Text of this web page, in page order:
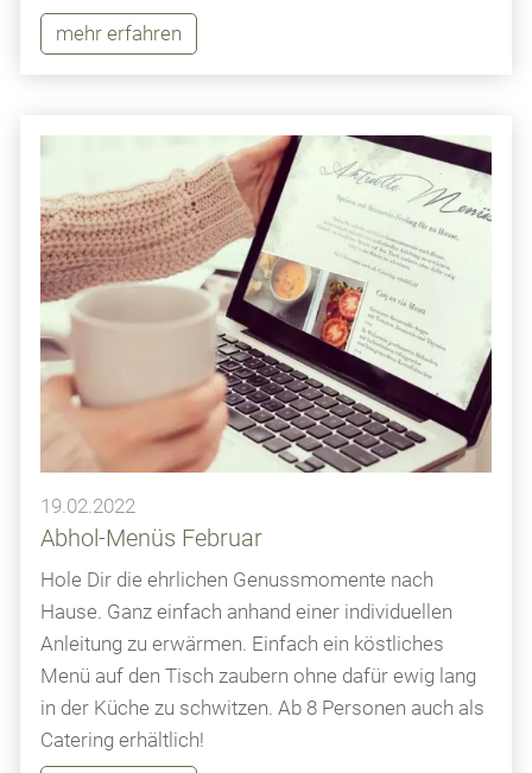
mehr erfahren
19.02.2022
Abhol-Menüs Februar
Hole Dir die ehrlichen Genussmomente nach
Hause. Ganz einfach anhand einer individuellen
Anleitung zu erwärmen. Einfach ein köstliches
Menü auf den Tisch zaubern ohne dafür ewig lang
in der Küche zu schwitzen. Ab 8 Personen auch als
Catering erhältlich!